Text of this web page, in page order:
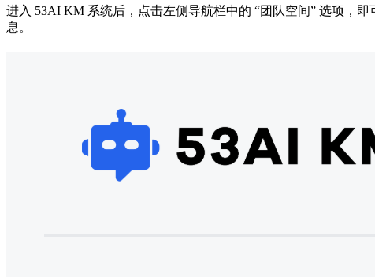
进入 53AI KM 系统后，点击左侧导航栏中的 “团队空间” 选项，
息。